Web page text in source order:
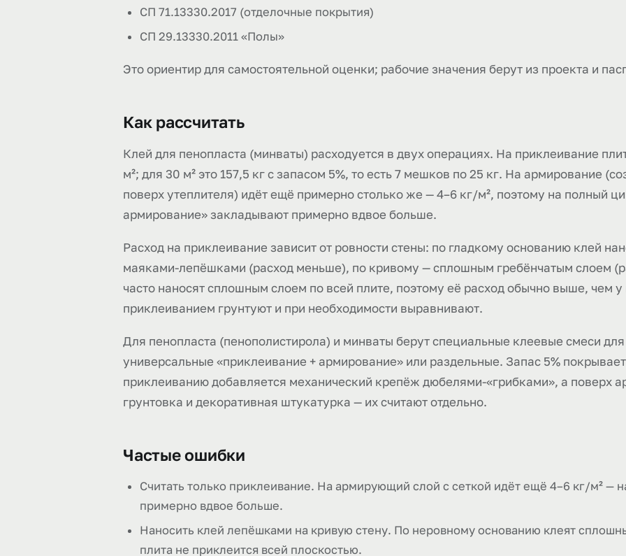
СП 71.13330.2017 (отделочные покрытия)
СП 29.13330.2011 «Полы»
Это ориентир для самостоятельной оценки; рабочие значения берут из проекта и
Как рассчитать
Клей для пенопласта (минваты) расходуется в двух операциях. На приклеивание
м²; для 30 м² это 157,5 кг с запасом 5%, то есть 7 мешков по 25 кг. На армирование
поверх утеплителя) идёт ещё примерно столько же — 4–6 кг/м², поэтому на полный
армирование» закладывают примерно вдвое больше.
Расход на приклеивание зависит от ровности стены: по гладкому основанию клей
маяками-лепёшками (расход меньше), по кривому — сплошным гребёнчатым слоем
часто наносят сплошным слоем по всей плите, поэтому её расход обычно выше, чем
приклеиванием грунтуют и при необходимости выравнивают.
Для пенопласта (пенополистирола) и минваты берут специальные клеевые смеси
универсальные «приклеивание + армирование» или раздельные. Запас 5%
приклеиванию добавляется механический крепёж дюбелями-«грибками», а поверх
грунтовка и декоративная штукатурка — их считают отдельно.
Частые ошибки
Считать только приклеивание. На армирующий слой с сеткой идёт ещё 4–6 кг/м² —
примерно вдвое больше.
Наносить клей лепёшками на кривую стену. По неровному основанию клеят
плита не приклеится всей плоскостью.